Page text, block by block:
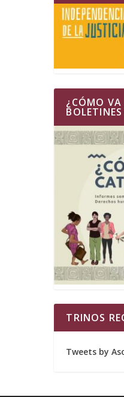
¿CÓMO
TRINOS
Tweets by